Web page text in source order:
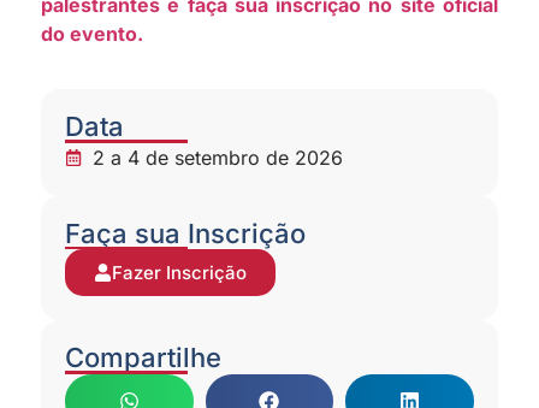
palestrantes e faça sua inscrição no site oficial
do evento.
Data
2 a 4 de setembro de 2026
Faça sua Inscrição
Fazer Inscrição
Compartilhe